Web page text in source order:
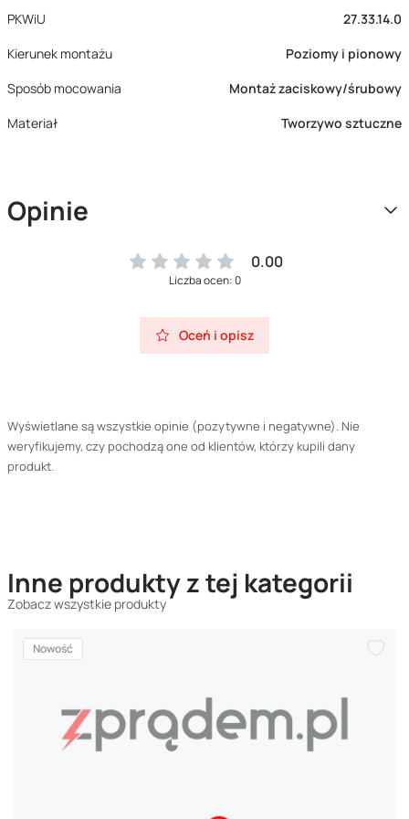
PKWiU
27.33.14.0
Kierunek montażu
Poziomy i pionowy
Sposób mocowania
Montaż zaciskowy/śrubowy
Materiał
Tworzywo sztuczne
Opinie
0.00
Liczba ocen: 0
Oceń i opisz
Wyświetlane są wszystkie opinie (pozytywne i negatywne). Nie
weryfikujemy, czy pochodzą one od klientów, którzy kupili dany
produkt.
Inne produkty z tej kategorii
Zobacz wszystkie produkty
Nowość